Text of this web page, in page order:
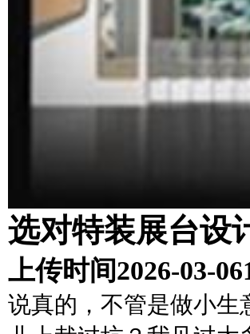
选对特装展台设
上传时间2026-03-06
说真的，不管是做小生